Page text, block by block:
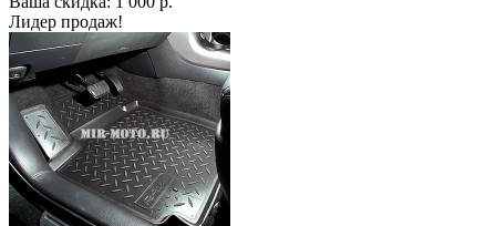
Лидер продаж!